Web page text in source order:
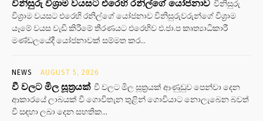
විනිසුරු විශ්‍රාම වයසට එරෙහි රනිල්ගේ යෝජනාව විනිසුරු
විශ්‍රාම වයසට එරෙහි රනිල්ගේ යෝජනාව විනිසුරුවරුන්ගේ විශ්‍රාම
යෑමේ වයස වැඩි කිරීමේ තීරණයට එරෙහිව එ.ජා.ප කෘත්‍යාධිකාරී
මණ්ඩලයේදී යෝජනාවක් සම්මත කර...
NEWS AUGUST 5, 2026
වී වලට මිල සූත්‍රයක් වී වලට මිල සූත්‍රයක් ආණුඩුව පෙන්වා දෙන
ආකාරයේ ලාබයක් වී ගොවිතැන තුළින් ගොවියාට නොලැබෙන බවත්
වී සඳහා ලබා දෙන සහතික...